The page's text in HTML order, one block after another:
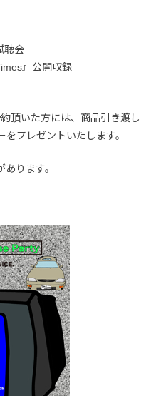
聴会
』公開収録
頂いた方には、商品引き渡し
プレゼントいたします。
ります。